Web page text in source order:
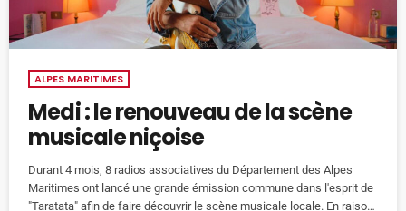
ALPES MARITIMES
Medi : le renouveau de la scène
musicale niçoise
Durant 4 mois, 8 radios associatives du Département des Alpes
Maritimes ont lancé une grande émission commune dans l'esprit de
"Taratata" afin de faire découvrir le scène musicale locale. En raison